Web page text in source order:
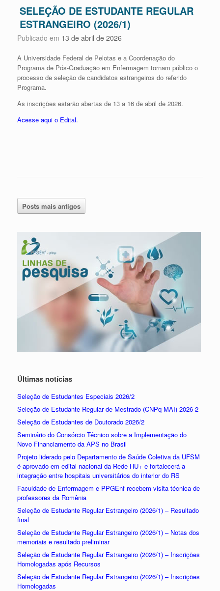
SELEÇÃO DE ESTUDANTE REGULAR
ESTRANGEIRO (2026/1)
Publicado em 13 de abril de 2026
A Universidade Federal de Pelotas e a Coordenação do
Programa de Pós-Graduação em Enfermagem tornam público o
processo de seleção de candidatos estrangeiros do referido
Programa.
As inscrições estarão abertas de 13 a 16 de abril de 2026.
Acesse aqui o Edital.
Posts mais antigos
Últimas notícias
Seleção de Estudantes Especiais 2026/2
Seleção de Estudante Regular de Mestrado (CNPq-MAI) 2026-2
Seleção de Estudantes de Doutorado 2026/2
Seminário do Consórcio Técnico sobre a Implementação do
Novo Financiamento da APS no Brasil
Projeto liderado pelo Departamento de Saúde Coletiva da UFSM
é aprovado em edital nacional da Rede HU+ e fortalecerá a
integração entre hospitais universitários do interior do RS
Faculdade de Enfermagem e PPGEnf recebem visita técnica de
professores da Romênia
Seleção de Estudante Regular Estrangeiro (2026/1) – Resultado
final
Seleção de Estudante Regular Estrangeiro (2026/1) – Notas dos
memoriais e resultado preliminar
Seleção de Estudante Regular Estrangeiro (2026/1) – Inscrições
Homologadas após Recursos
Seleção de Estudante Regular Estrangeiro (2026/1) – Inscrições
Homologadas